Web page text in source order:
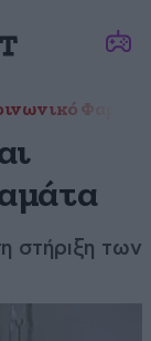
στήριξη των